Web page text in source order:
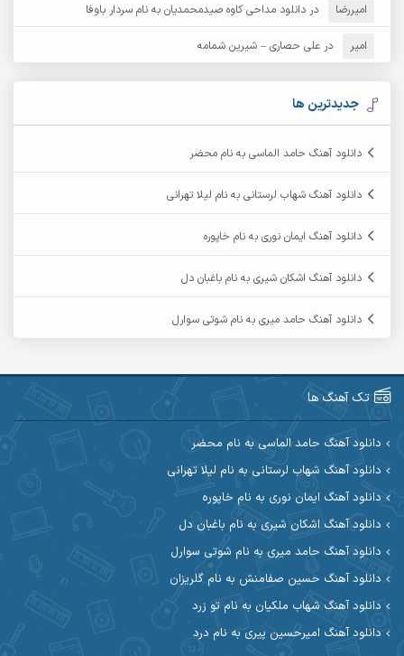
آرش مهرابی آرش نظری
آرشام
آرکاداش
آرین صیادی
آرین مریدی
آوات بوکانی آوات یگانه
آیت احمدنژاد
ابراهیم شمس ابوالحسن جاویدان
ابی حسینی
احسان آیینفر
امیررضا در دانلود مداحی کاوه صیدمحمدیان به نام سردار باوفا
امیر در علی حصاری – شیرین شمامه
جدیدترین ها
دانلود آهنگ حامد الماسی به نام محضر
دانلود آهنگ شهاب لرستانی به نام لیلا تهرانی
دانلود آهنگ ایمان نوری به نام خاپوره
دانلود آهنگ اشکان شیری به نام باغبان دل
دانلود آهنگ حامد میری به نام شوتی سوارل
تک آهنگ ها
دانلود آهنگ حامد الماسی به نام محضر
دانلود آهنگ شهاب لرستانی به نام لیلا تهرانی
دانلود آهنگ ایمان نوری به نام خاپوره
دانلود آهنگ اشکان شیری به نام باغبان دل
دانلود آهنگ حامد میری به نام شوتی سوارل
دانلود آهنگ حسین صفامنش به نام گلریزان
دانلود آهنگ شهاب ملکیان به نام تو زرد
دانلود آهنگ امیرحسین پیری به نام درد